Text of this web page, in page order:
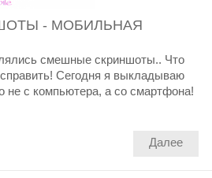
- МОБИЛЬНАЯ
смешные скриншоты.. Что
Сегодня я выкладываю
с компьютера, а со смартфона!
Далее